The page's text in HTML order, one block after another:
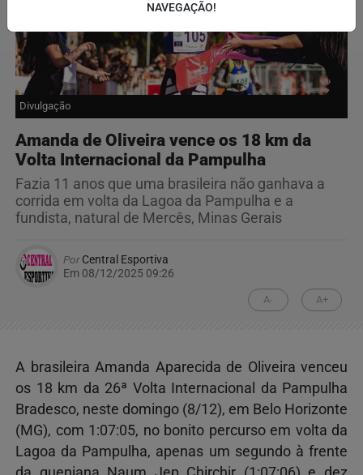
Divulgação
Amanda de Oliveira vence os 18 km da
Volta Internacional da Pampulha
Fazia 11 anos que uma brasileira não ganhava a
corrida em volta da Lagoa da Pampulha e a
fundista, natural de Mercês, Minas Gerais
PorCentral Esportiva
Em 08/12/2025 09:26
A- A+
A brasileira Amanda Aparecida de Oliveira venceu
os 18 km da 26ª Volta Internacional da Pampulha
Bradesco, neste domingo (8/12), em Belo Horizonte
(MG), com 1:07:05, no bonito percurso em volta da
Lagoa da Pampulha, apenas um segundo à frente
NAVEGAÇÃO!